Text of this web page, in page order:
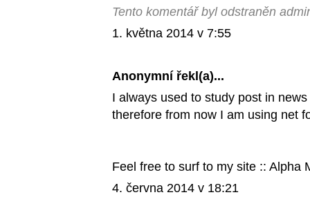
Tento komentář byl odstraněn
1. května 2014 v 7:55
Anonymní řekl(a)...
I always used to study post in
therefore from now I am using net
Feel free to surf to my site :: Alpha
4. června 2014 v 18:21